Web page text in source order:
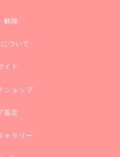
解除
ついて
イド
ショップ
規定
ャラリー